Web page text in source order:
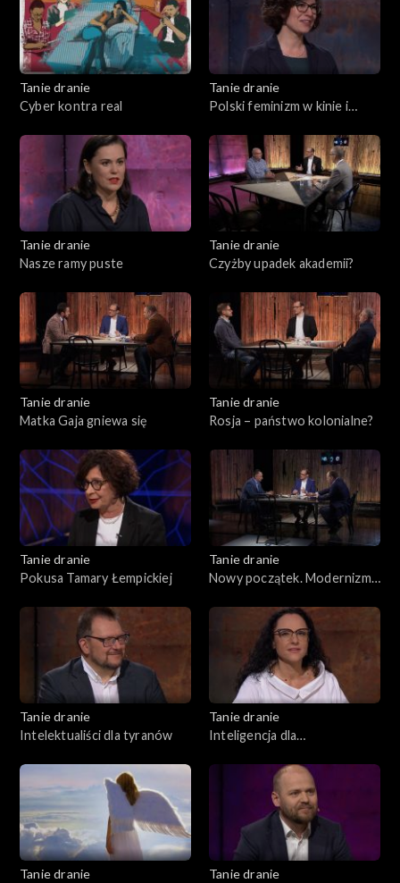
Tanie dranie
Cyber kontra real
Tanie dranie
Polski feminizm w kinie i
Tanie dranie
Nasze ramy puste
Tanie dranie
Czyżby upadek akademii?
Tanie dranie
Matka Gaja gniewa się
Tanie dranie
Rosja – państwo kolonialne?
Tanie dranie
Pokusa Tamary Łempickiej
Tanie dranie
Nowy początek. Modernizm
Tanie dranie
Intelektualiści dla tyranów
Tanie dranie
Inteligencja dla
Tanie dranie
Tanie dranie